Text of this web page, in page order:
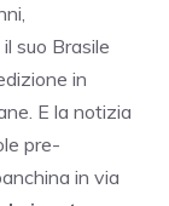
suo Brasile
in
E la notizia
pre-
in via